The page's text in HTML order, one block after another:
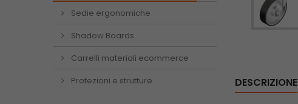
Sedie ergonomiche
Shadow Boards
Carrelli materiali ecommerce
Protezioni e strutture
DESCRIZIONE